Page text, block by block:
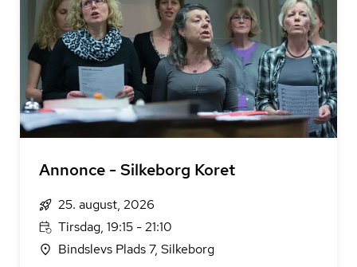
Annonce - Silkeborg Koret
25. august, 2026
Tirsdag, 19:15 - 21:10
Bindslevs Plads 7, Silkeborg